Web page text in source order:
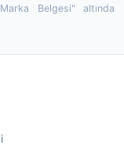
Belgesi" altında